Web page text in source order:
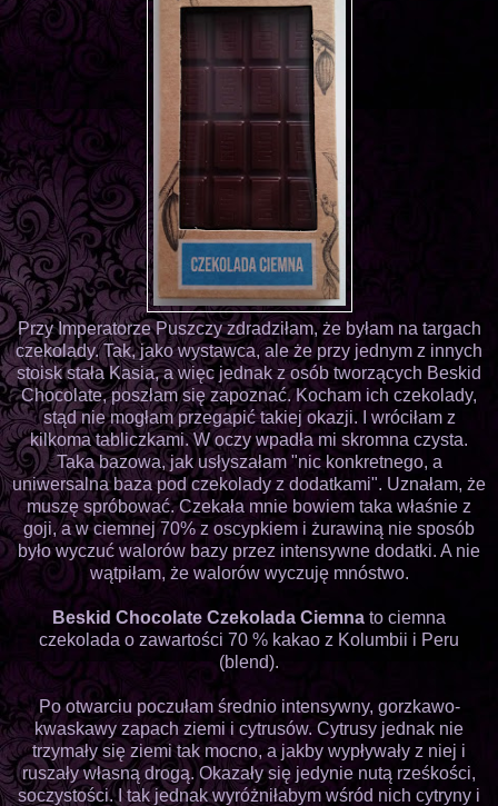
Przy Imperatorze Puszczy zdradziłam, że byłam na targach
czekolady. Tak, jako wystawca, ale że przy jednym z innych
stoisk stała Kasia, a więc jednak z osób tworzących Beskid
Chocolate, poszłam się zapoznać. Kocham ich czekolady,
stąd nie mogłam przegapić takiej okazji. I wróciłam z
kilkoma tabliczkami. W oczy wpadła mi skromna czysta.
Taka bazowa, jak usłyszałam "nic konkretnego, a
uniwersalna baza pod czekolady z dodatkami". Uznałam, że
muszę spróbować. Czekała mnie bowiem taka właśnie z
goji, a w ciemnej 70% z oscypkiem i żurawiną nie sposób
było wyczuć walorów bazy przez intensywne dodatki. A nie
wątpiłam, że walorów wyczuję mnóstwo.
Beskid Chocolate Czekolada Ciemna to ciemna
czekolada o zawartości 70 % kakao z Kolumbii i Peru
(blend).
Po otwarciu poczułam średnio intensywny, gorzkawo-
kwaskawy zapach ziemi i cytrusów. Cytrusy jednak nie
trzymały się ziemi tak mocno, a jakby wypływały z niej i
ruszały własną drogą. Okazały się jedynie nutą rześkości,
soczystości. I tak jednak wyróżniłabym wśród nich cytryny i